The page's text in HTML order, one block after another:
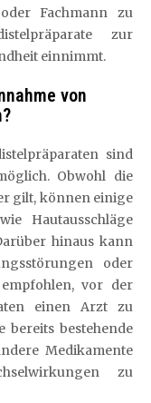
Fachmann zu
zur
einnimmt.
von
sind
Obwohl die
gilt, können einige
Hautausschläge
hinaus kann
oder
vor der
einen Arzt zu
bereits bestehende
Medikamente
zu